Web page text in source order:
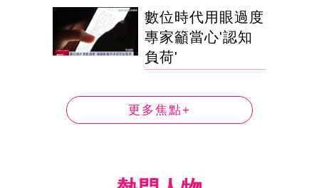
數位時代用眼過度
專家籲當心'認知
負荷'
更多焦點+